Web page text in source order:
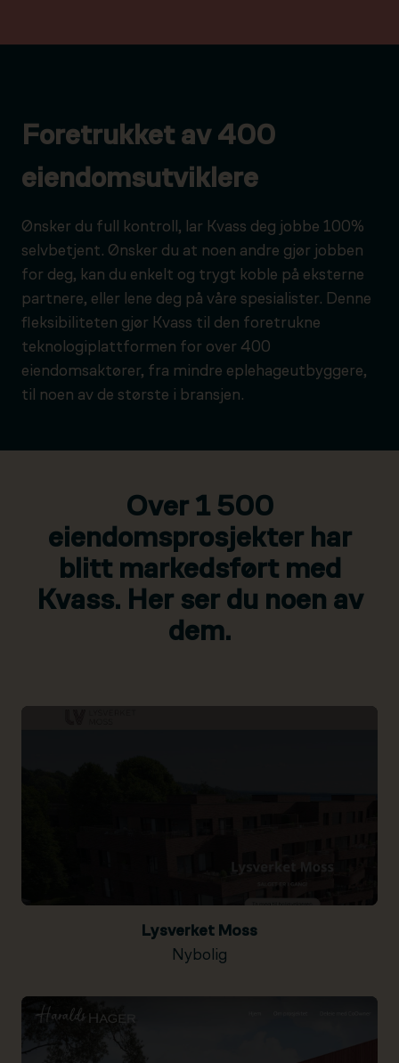
Foretrukket av 400
eiendomsutviklere
Ønsker du full kontroll, lar Kvass deg jobbe 100%
selvbetjent. Ønsker du at noen andre gjør jobben
for deg, kan du enkelt og trygt koble på eksterne
partnere, eller lene deg på våre spesialister. Denne
fleksibiliteten gjør Kvass til den foretrukne
teknologiplattformen for over 400
eiendomsaktører, fra mindre eplehageutbyggere,
til noen av de største i bransjen.
Over 1 500
eiendomsprosjekter har
blitt markedsført med
Kvass. Her ser du noen av
dem.
Lysverket Moss
Nybolig